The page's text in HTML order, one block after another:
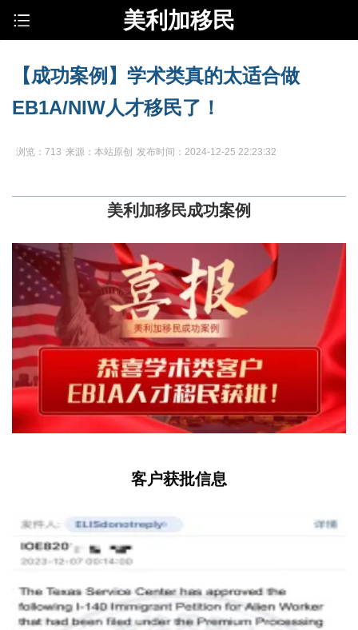
美利加移民
【成功案例】学术类真的太适合做
EB1A/NIW人才移民了！
浏览：713 来源：本站原创 发布时间：2024-12-25 22:23:32
美利加移民成功案例
客户获批信息